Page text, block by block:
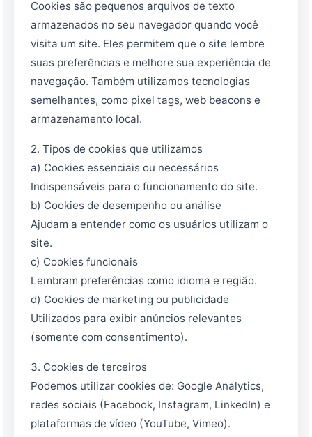
Cookies são pequenos arquivos de texto
armazenados no seu navegador quando você
visita um site. Eles permitem que o site lembre
suas preferências e melhore sua experiência de
navegação. Também utilizamos tecnologias
semelhantes, como pixel tags, web beacons e
armazenamento local.
2. Tipos de cookies que utilizamos
a) Cookies essenciais ou necessários
Indispensáveis para o funcionamento do site.
b) Cookies de desempenho ou análise
Ajudam a entender como os usuários utilizam o
site.
c) Cookies funcionais
Lembram preferências como idioma e região.
d) Cookies de marketing ou publicidade
Utilizados para exibir anúncios relevantes
(somente com consentimento).
3. Cookies de terceiros
Podemos utilizar cookies de: Google Analytics,
redes sociais (Facebook, Instagram, LinkedIn) e
plataformas de vídeo (YouTube, Vimeo).